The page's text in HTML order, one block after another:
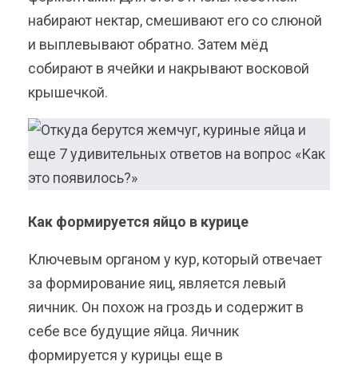
набирают нектар, смешивают его со слюной
и выплевывают обратно. Затем мёд
собирают в ячейки и накрывают восковой
крышечкой.
Как формируется яйцо в курице
Ключевым органом у кур, который отвечает
за формирование яиц, является левый
яичник. Он похож на гроздь и содержит в
себе все будущие яйца. Яичник
формируется у курицы еще в